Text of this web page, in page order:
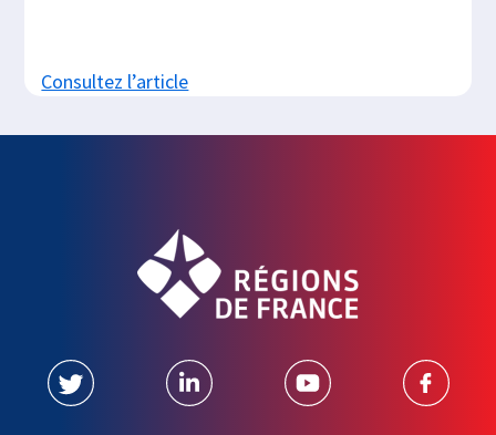
Consultez l’article